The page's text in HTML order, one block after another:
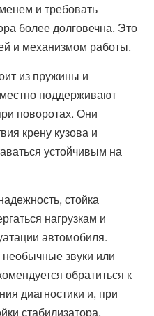
и требовать
более долговечна. Это
и механизмом работы.
из пружины и
поддерживают
поворотах. Они
крену кузова и
устойчивым на
стойка
нагрузкам и
автомобиля.
звуки или
обратиться к
диагностики и, при
стабилизатора.